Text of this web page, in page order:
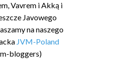
Vavrem i Akką i
Javowego
na naszego
JVM-Poland
bloggers)